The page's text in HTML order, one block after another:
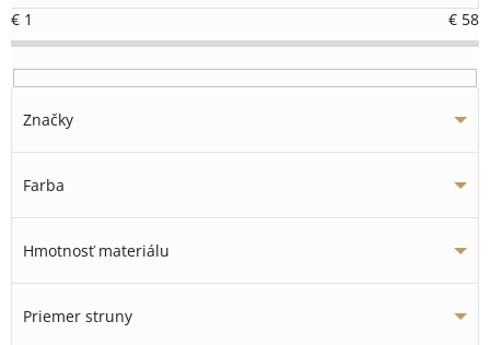
€ 1 € 58
Značky
Farba
Hmotnosť materiálu
Priemer struny